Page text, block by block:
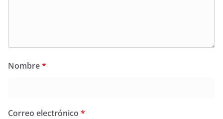
Nombre*
Correo electrónico *